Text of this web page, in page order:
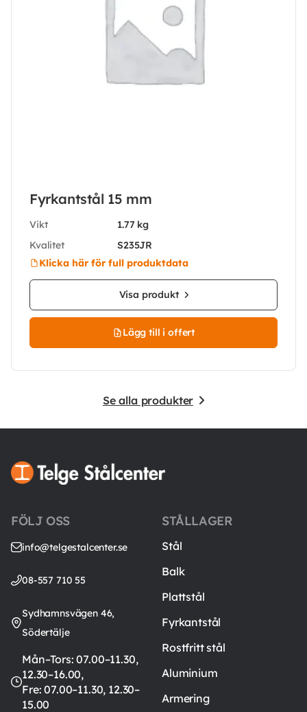
Fyrkantstål 15 mm
Vikt
1.77 kg
Kvalitet
S235JR
Klicka här för full produktdata
Visa produkt
Lägg till i offert
Se alla produkter
FÖLJ OSS
info@telgestalcenter.se
08-557 710 55
Sydhamnsvägen 46,
Södertälje
Mån–Tors: 07.00–11.30,
12.30–16.00,
Fre: 07.00–11.30, 12.30–
15.00
STÅLLAGER
Stål
Balk
Plattstål
Fyrkantstål
Rostfritt stål
Aluminium
Armering